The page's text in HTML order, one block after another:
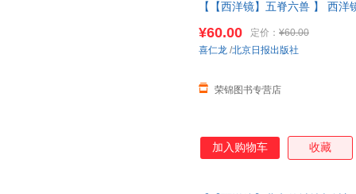
【【西洋镜】五脊六兽 】 西
正版图书 请放心下单，本店所
¥60.00 定价： ¥60.00
荣锦图书专营店
喜仁龙 /北京日报出版社
加入购物车 收藏